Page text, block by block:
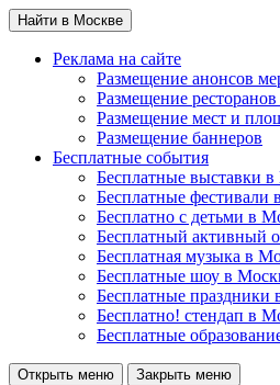
Найти в Москве
Реклама на сайте
Размещение анонсов
Размещение
Размещение мест и
Размещение баннеров
Бесплатные события
Бесплатные выставки
Бесплатные фестивали
Бесплатно с детьми в
Бесплатный активный
Бесплатная музыка в
Бесплатные шоу в
Бесплатные праздники
Бесплатно! стендап в
Бесплатные
Открыть меню Закрыть меню